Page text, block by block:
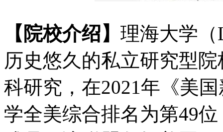
【院校介绍】 理海大学（
历史悠久的私立研究型
科研究，在2021年《美
学全美综合排名为第49